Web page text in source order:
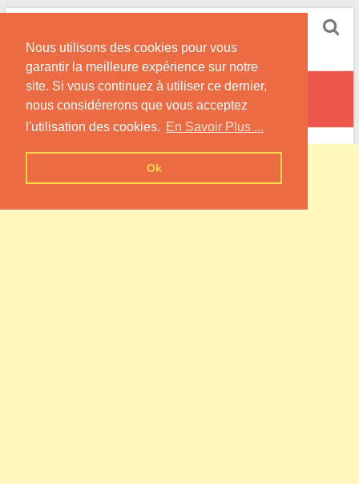
Nous utilisons des cookies pour vous
garantir la meilleure expérience sur notre
site. Si vous continuez à utiliser ce dernier,
nous considérerons que vous acceptez
l'utilisation des cookies. En Savoir Plus ...
Ok
Skip
content
Informations sur les Pompes à Chaleur
Duranville